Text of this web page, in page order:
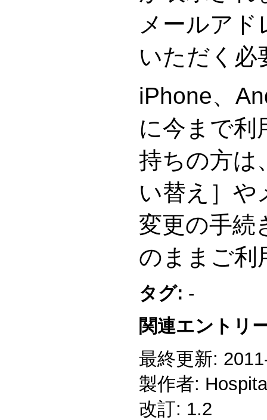
メールア
いただく必
iPhone、
に今まで利
持ちの方は
い替え］や
変更の手続
のままご利
タグ: -
関連エントリ
最終更新:
製作者:
改訂: 1.2